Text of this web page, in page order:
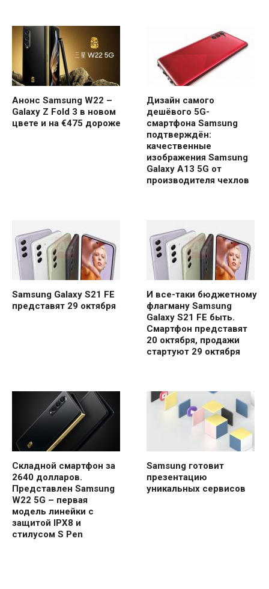
Анонс Samsung W22 –
Galaxy Z Fold 3 в новом
цвете и на €475 дороже
Дизайн самого
дешёвого 5G-
смартфона Samsung
подтверждён:
качественные
изображения Samsung
Galaxy A13 5G от
производителя чехлов
Samsung Galaxy S21 FE
представят 29 октября
И все-таки бюджетному
флагману Samsung
Galaxy S21 FE быть.
Смартфон представят
20 октября, продажи
стартуют 29 октября
Складной смартфон за
2640 долларов.
Представлен Samsung
W22 5G – первая
модель линейки с
защитой IPX8 и
стилусом S Pen
Samsung готовит
презентацию
уникальных сервисов